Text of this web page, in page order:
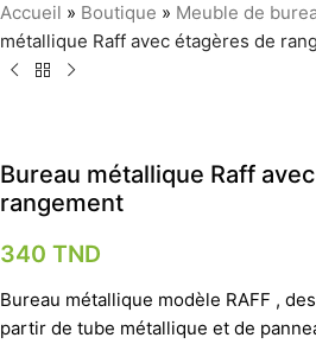
Accueil » Boutique » Meuble de
métallique Raff avec étagères de
Bureau métallique Raff
rangement
340 TND
Bureau métallique modèle RAFF ,
partir de tube métallique et de